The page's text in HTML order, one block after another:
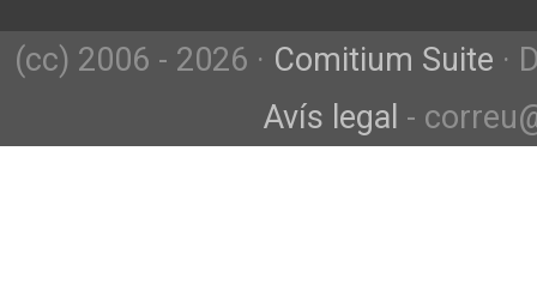
(cc) 2006 - 2026 · Comitium Suite ·
Avís legal -